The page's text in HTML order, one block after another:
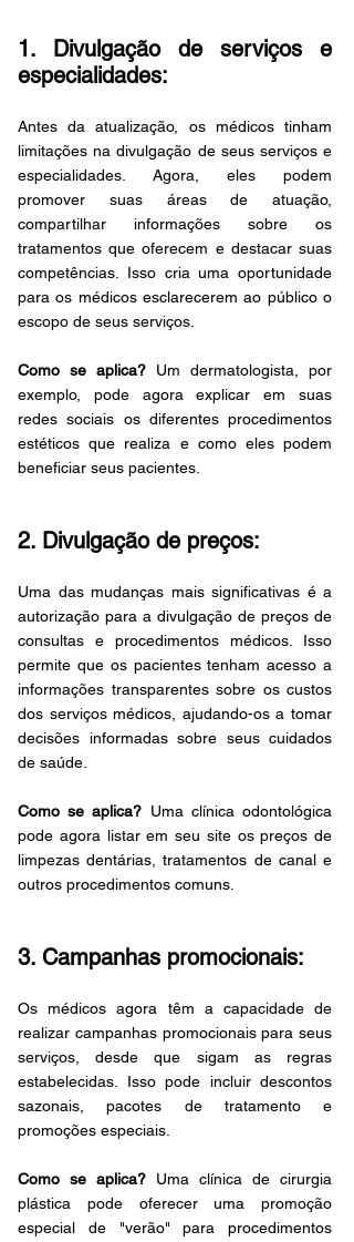
1. Divulgação de serviços e
especialidades:
Antes da atualização, os médicos tinham
limitações na divulgação de seus serviços e
especialidades. Agora, eles podem
promover suas áreas de atuação,
compartilhar informações sobre os
tratamentos que oferecem e destacar suas
competências. Isso cria uma oportunidade
para os médicos esclarecerem ao público o
escopo de seus serviços.
Como se aplica? Um dermatologista, por
exemplo, pode agora explicar em suas
redes sociais os diferentes procedimentos
estéticos que realiza e como eles podem
beneficiar seus pacientes.
2. Divulgação de preços:
Uma das mudanças mais significativas é a
autorização para a divulgação de preços de
consultas e procedimentos médicos. Isso
permite que os pacientes tenham acesso a
informações transparentes sobre os custos
dos serviços médicos, ajudando-os a tomar
decisões informadas sobre seus cuidados
de saúde.
Como se aplica? Uma clínica odontológica
pode agora listar em seu site os preços de
limpezas dentárias, tratamentos de canal e
outros procedimentos comuns.
3. Campanhas promocionais:
Os médicos agora têm a capacidade de
realizar campanhas promocionais para seus
serviços, desde que sigam as regras
estabelecidas. Isso pode incluir descontos
sazonais, pacotes de tratamento e
promoções especiais.
Como se aplica? Uma clínica de cirurgia
plástica pode oferecer uma promoção
especial de "verão" para procedimentos